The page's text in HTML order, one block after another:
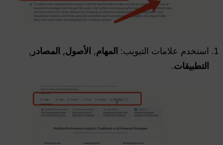
استخدم علامات التبويب: المهام, الأصول, المصادر ,
التطبيقات.